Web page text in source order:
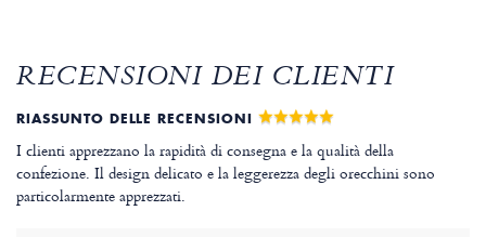
RECENSIONI DEI CLIENTI
RIASSUNTO DELLE RECENSIONI
I clienti apprezzano la rapidità di consegna e la qualità della
confezione. Il design delicato e la leggerezza degli orecchini sono
particolarmente apprezzati.